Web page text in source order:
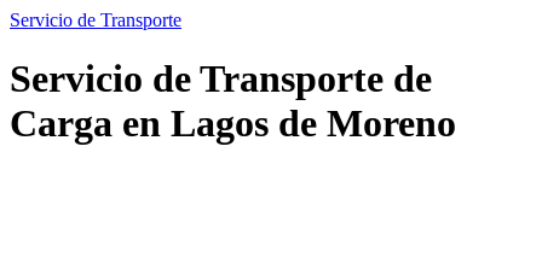
Servicio de Transporte
Servicio de Transporte de
Carga en Lagos de Moreno